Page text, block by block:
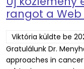
rangot a
Viktória küldte be
Gratulálunk Dr.
approaches in